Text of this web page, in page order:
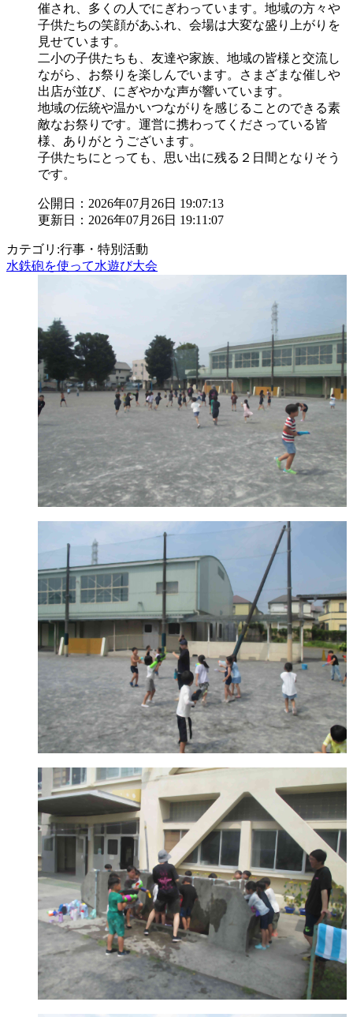
催され、多くの人でにぎわっています。地域の方々や
子供たちの笑顔があふれ、会場は大変な盛り上がりを
見せています。
二小の子供たちも、友達や家族、地域の皆様と交流し
ながら、お祭りを楽しんでいます。さまざまな催しや
出店が並び、にぎやかな声が響いています。
地域の伝統や温かいつながりを感じることのできる素
敵なお祭りです。運営に携わってくださっている皆
様、ありがとうございます。
子供たちにとっても、思い出に残る２日間となりそう
です。
公開日：2026年07月26日 19:07:13
更新日：2026年07月26日 19:11:07
カテゴリ:行事・特別活動
水鉄砲を使って水遊び大会